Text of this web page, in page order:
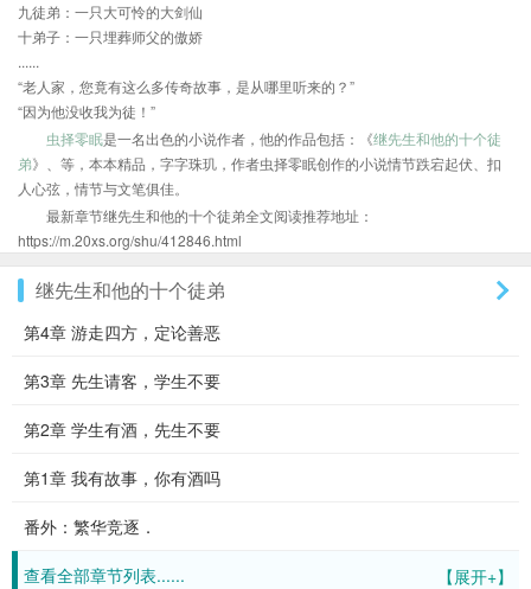
九徒弟：一只大可怜的大剑仙
十弟子：一只埋葬师父的傲娇
......
“老人家，您竟有这么多传奇故事，是从哪里听来的？”
“因为他没收我为徒！”
虫择零眠是一名出色的小说作者，他的作品包括：《继先生和他的十个徒
弟》、等，本本精品，字字珠玑，作者虫择零眠创作的小说情节跌宕起伏、扣
人心弦，情节与文笔俱佳。
最新章节继先生和他的十个徒弟全文阅读推荐地址：
https://m.20xs.org/shu/412846.html
继先生和他的十个徒弟
第4章 游走四方，定论善恶
第3章 先生请客，学生不要
第2章 学生有酒，先生不要
第1章 我有故事，你有酒吗
番外：繁华竞逐．
【展开+】
查看全部章节列表......